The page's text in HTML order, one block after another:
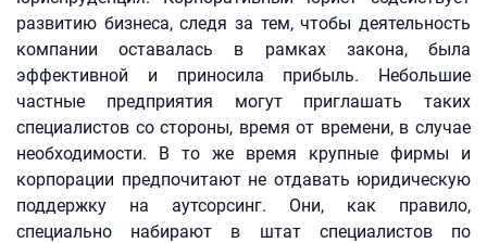
развитию бизнеса, следя за тем, чтобы деятельность
компании оставалась в рамках закона, была
эффективной и приносила прибыль. Небольшие
частные предприятия могут приглашать таких
специалистов со стороны, время от времени, в случае
необходимости. В то же время крупные фирмы и
корпорации предпочитают не отдавать юридическую
поддержку на аутсорсинг. Они, как правило,
специально набирают в штат специалистов по